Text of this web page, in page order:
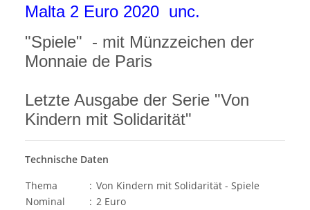
Malta 2 Euro 2020 unc.
"Spiele" - mit Münzzeichen der
Monnaie de Paris
Letzte Ausgabe der Serie "Von
Kindern mit Solidarität"
Technische Daten
Thema
: Von Kindern mit Solidarität - Spiele
Nominal
: 2 Euro